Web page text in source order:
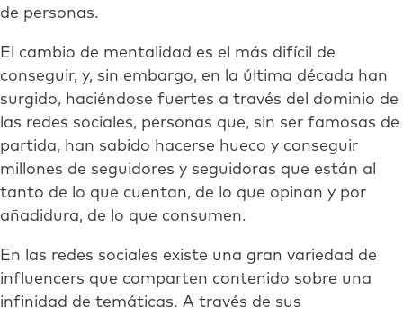
de personas.
El cambio de mentalidad es el más difícil de
conseguir, y, sin embargo, en la última década han
surgido, haciéndose fuertes a través del dominio de
las redes sociales, personas que, sin ser famosas de
partida, han sabido hacerse hueco y conseguir
millones de seguidores y seguidoras que están al
tanto de lo que cuentan, de lo que opinan y por
añadidura, de lo que consumen.
En las redes sociales existe una gran variedad de
influencers que comparten contenido sobre una
infinidad de temáticas. A través de sus